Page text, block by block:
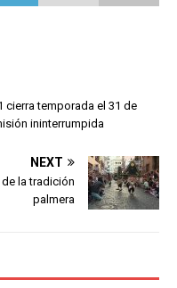
cierra temporada el 31 de
ininterrumpida
NEXT
la tradición
palmera